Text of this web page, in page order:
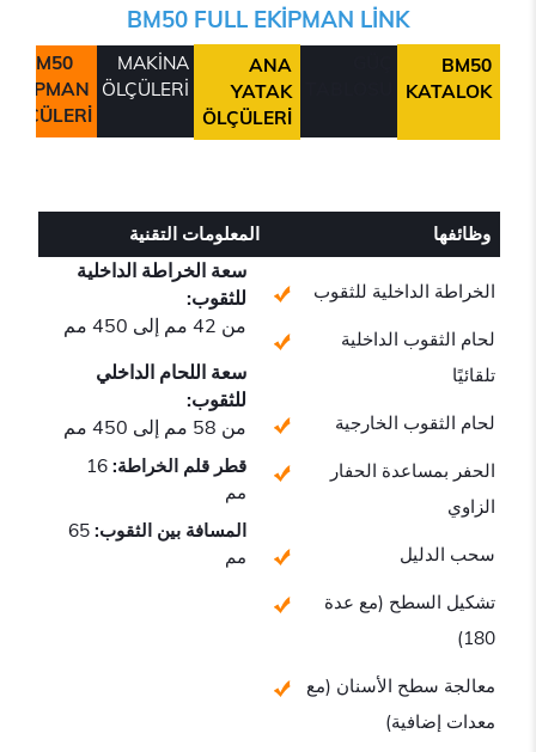
BM50 FULL EKİPMAN LİNK
BM50
KATALOK
ANA
YATAK
ÖLÇÜLERİ
MAKİNA
ÖLÇÜLERİ
BM50
EKİPMAN
ÖLÇÜLERİ
وظائفها المعلومات التقنية
الخراطة الداخلية للثقوب
لحام الثقوب الداخلية
تلقائيًا
لحام الثقوب الخارجية
الحفر بمساعدة الحفار
الزاوي
سحب الدليل
تشكيل السطح (مع عدة
180)
معالجة سطح الأسنان (مع
معدات إضافية)
سعة الخراطة الداخلية
للثقوب:
من 42 مم إلى 450 مم
سعة اللحام الداخلي
للثقوب:
من 58 مم إلى 450 مم
قطر قلم الخراطة: 16
مم
المسافة بين الثقوب: 65
مم